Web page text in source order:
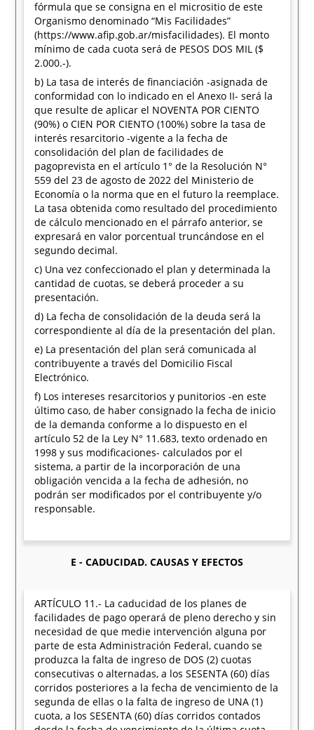
fórmula que se consigna en el micrositio de este
Organismo denominado “Mis Facilidades”
(https://www.afip.gob.ar/misfacilidades). El monto
mínimo de cada cuota será de PESOS DOS MIL ($
2.000.-).
b) La tasa de interés de financiación -asignada de
conformidad con lo indicado en el Anexo II- será la
que resulte de aplicar el NOVENTA POR CIENTO
(90%) o CIEN POR CIENTO (100%) sobre la tasa de
interés resarcitorio -vigente a la fecha de
consolidación del plan de facilidades de
pagoprevista en el artículo 1° de la Resolución N°
559 del 23 de agosto de 2022 del Ministerio de
Economía o la norma que en el futuro la reemplace.
La tasa obtenida como resultado del procedimiento
de cálculo mencionado en el párrafo anterior, se
expresará en valor porcentual truncándose en el
segundo decimal.
c) Una vez confeccionado el plan y determinada la
cantidad de cuotas, se deberá proceder a su
presentación.
d) La fecha de consolidación de la deuda será la
correspondiente al día de la presentación del plan.
e) La presentación del plan será comunicada al
contribuyente a través del Domicilio Fiscal
Electrónico.
f) Los intereses resarcitorios y punitorios -en este
último caso, de haber consignado la fecha de inicio
de la demanda conforme a lo dispuesto en el
artículo 52 de la Ley N° 11.683, texto ordenado en
1998 y sus modificaciones- calculados por el
sistema, a partir de la incorporación de una
obligación vencida a la fecha de adhesión, no
podrán ser modificados por el contribuyente y/o
responsable.
E - CADUCIDAD. CAUSAS Y EFECTOS
ARTÍCULO 11.- La caducidad de los planes de
facilidades de pago operará de pleno derecho y sin
necesidad de que medie intervención alguna por
parte de esta Administración Federal, cuando se
produzca la falta de ingreso de DOS (2) cuotas
consecutivas o alternadas, a los SESENTA (60) días
corridos posteriores a la fecha de vencimiento de la
segunda de ellas o la falta de ingreso de UNA (1)
cuota, a los SESENTA (60) días corridos contados